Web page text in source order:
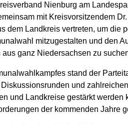
Nienburg am
mit Kreisvorsitzendem
dem Landkreis vertreten, um die
mitzugestalten und den
ganz Niedersachsen zu
stand der
und
und Landkreise gestärkt werden
der kommenden Jahre